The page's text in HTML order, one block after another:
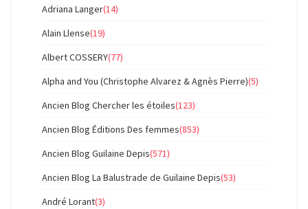
Adriana Langer(14)
Alain Llense(19)
Albert COSSERY(77)
Alpha and You (Christophe Alvarez & Agnès Pierre)(5)
Ancien Blog Chercher les étoiles(123)
Ancien Blog Éditions Des femmes(853)
Ancien Blog Guilaine Depis(571)
Ancien Blog La Balustrade de Guilaine Depis(53)
André Lorant(3)